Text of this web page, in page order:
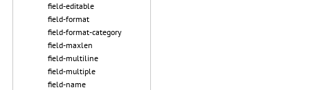
field-editable
field-format
field-format-category
field-maxlen
field-multiline
field-multiple
field-name